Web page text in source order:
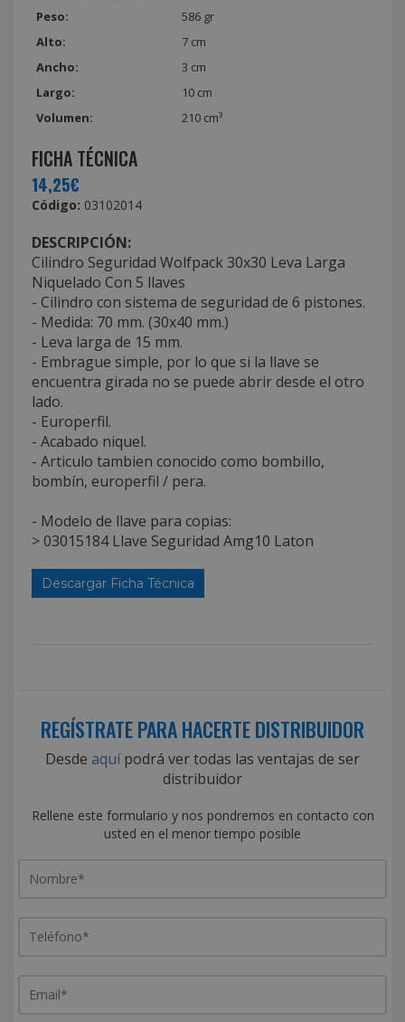
Peso:
586 gr
Alto:
7 cm
Ancho:
3 cm
Largo:
10 cm
Volumen:
210 cm³
FICHA TÉCNICA
14,25€
Código: 03102014
DESCRIPCIÓN:
Cilindro Seguridad Wolfpack 30x30 Leva Larga
Niquelado Con 5 llaves
- Cilindro con sistema de seguridad de 6 pistones.
- Medida: 70 mm. (30x40 mm.)
- Leva larga de 15 mm.
- Embrague simple, por lo que si la llave se
encuentra girada no se puede abrir desde el otro
lado.
- Europerfil.
- Acabado niquel.
- Articulo tambien conocido como bombillo,
bombín, europerfil / pera.
- Modelo de llave para copias:
> 03015184 Llave Seguridad Amg10 Laton
Descargar Ficha Técnica
REGÍSTRATE PARA HACERTE DISTRIBUIDOR
Desde aquípodrá ver todas las ventajas de ser
distribuidor
Rellene este formulario y nos pondremos en contacto con
usted en el menor tiempo posible